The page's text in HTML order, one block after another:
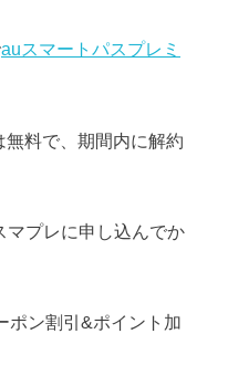
auスマートパスプレミ
料で、期間内に解約
マプレに申し込んでか
ポン割引&ポイント加